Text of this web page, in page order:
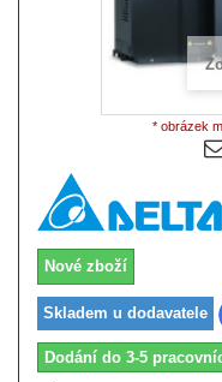
* obrázek
Nové zboží
Skladem u dodavatele
Dodání do 3-5